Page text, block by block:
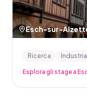
Esch-sur-
Ricerca Industria
Esplora gli stage a